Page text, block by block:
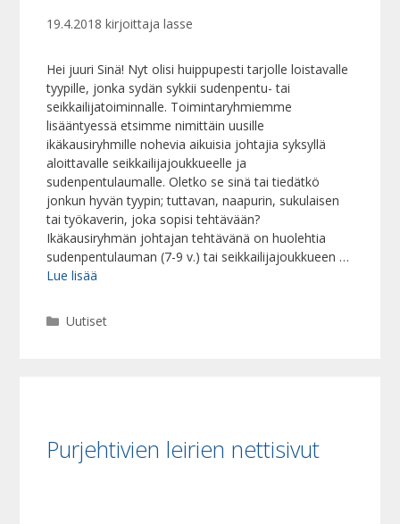
19.4.2018 kirjoittajalasse
Hei juuri Sinä! Nyt olisi huippupesti tarjolle loistavalle
tyypille, jonka sydän sykkii sudenpentu- tai
seikkailijatoiminnalle. Toimintaryhmiemme
lisääntyessä etsimme nimittäin uusille
ikäkausiryhmille nohevia aikuisia johtajia syksyllä
aloittavalle seikkailijajoukkueelle ja
sudenpentulaumalle. Oletko se sinä tai tiedätkö
jonkun hyvän tyypin; tuttavan, naapurin, sukulaisen
tai työkaverin, joka sopisi tehtävään?
Ikäkausiryhmän johtajan tehtävänä on huolehtia
sudenpentulauman (7-9 v.) tai seikkailijajoukkueen …
Lue lisää
Kategoriat
Uutiset
Purjehtivien leirien nettisivut